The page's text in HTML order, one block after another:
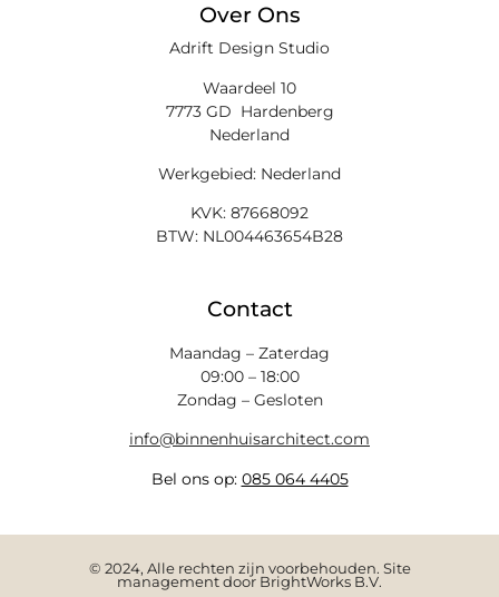
Over Ons
Adrift Design Studio
Waardeel 10
7773 GD Hardenberg
Nederland
Werkgebied: Nederland
KVK: 87668092
BTW: NL004463654B28
Contact
Maandag – Zaterdag
09:00 – 18:00
Zondag – Gesloten
info@binnenhuisarchitect.com
Bel ons op: 085 064 4405
© 2024, Alle rechten zijn voorbehouden. Site
management door BrightWorks B.V.